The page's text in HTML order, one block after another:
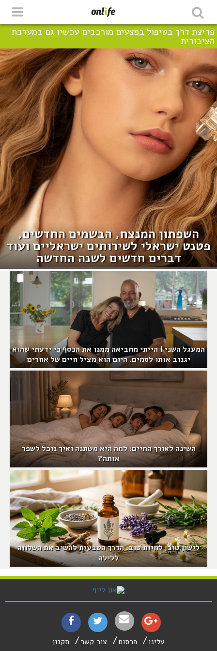
פריצת דרך בטיפול בפצעים מורכבים עכשיו גם במערכת
הציבורית
השפתון המנצח, הבשמים החדשים,
פטנט ישראלי לשירותים ישראליים ועוד
דברים חדשים לשנה החדשה
המעגל השני | הייתי מחביאה ממנו את הכסף כי ידעתי שהוא
יגנוב אותו לסמים. היום הוא מציל חיים של אחרים
השינה לאורך החיים: למה היא משתנה ואיך נוכל לשפר
אותה?
לישון טוב, לחיות טוב: הדרך הטבעית להשיב את השלווה
ללילה
עלינו פרסום צור קשר תקנון